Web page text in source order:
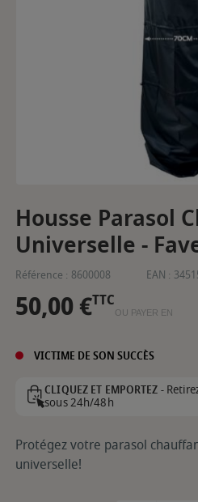
Housse Parasol
Universelle -
Référence : 8600008 EAN :
50,00 €TTC
OU PAYER EN
VICTIME DE SON SUCCÈS
CLIQUEZ ET EMPORTEZ -
sous 24h/48h
Protégez votre parasol
universelle!